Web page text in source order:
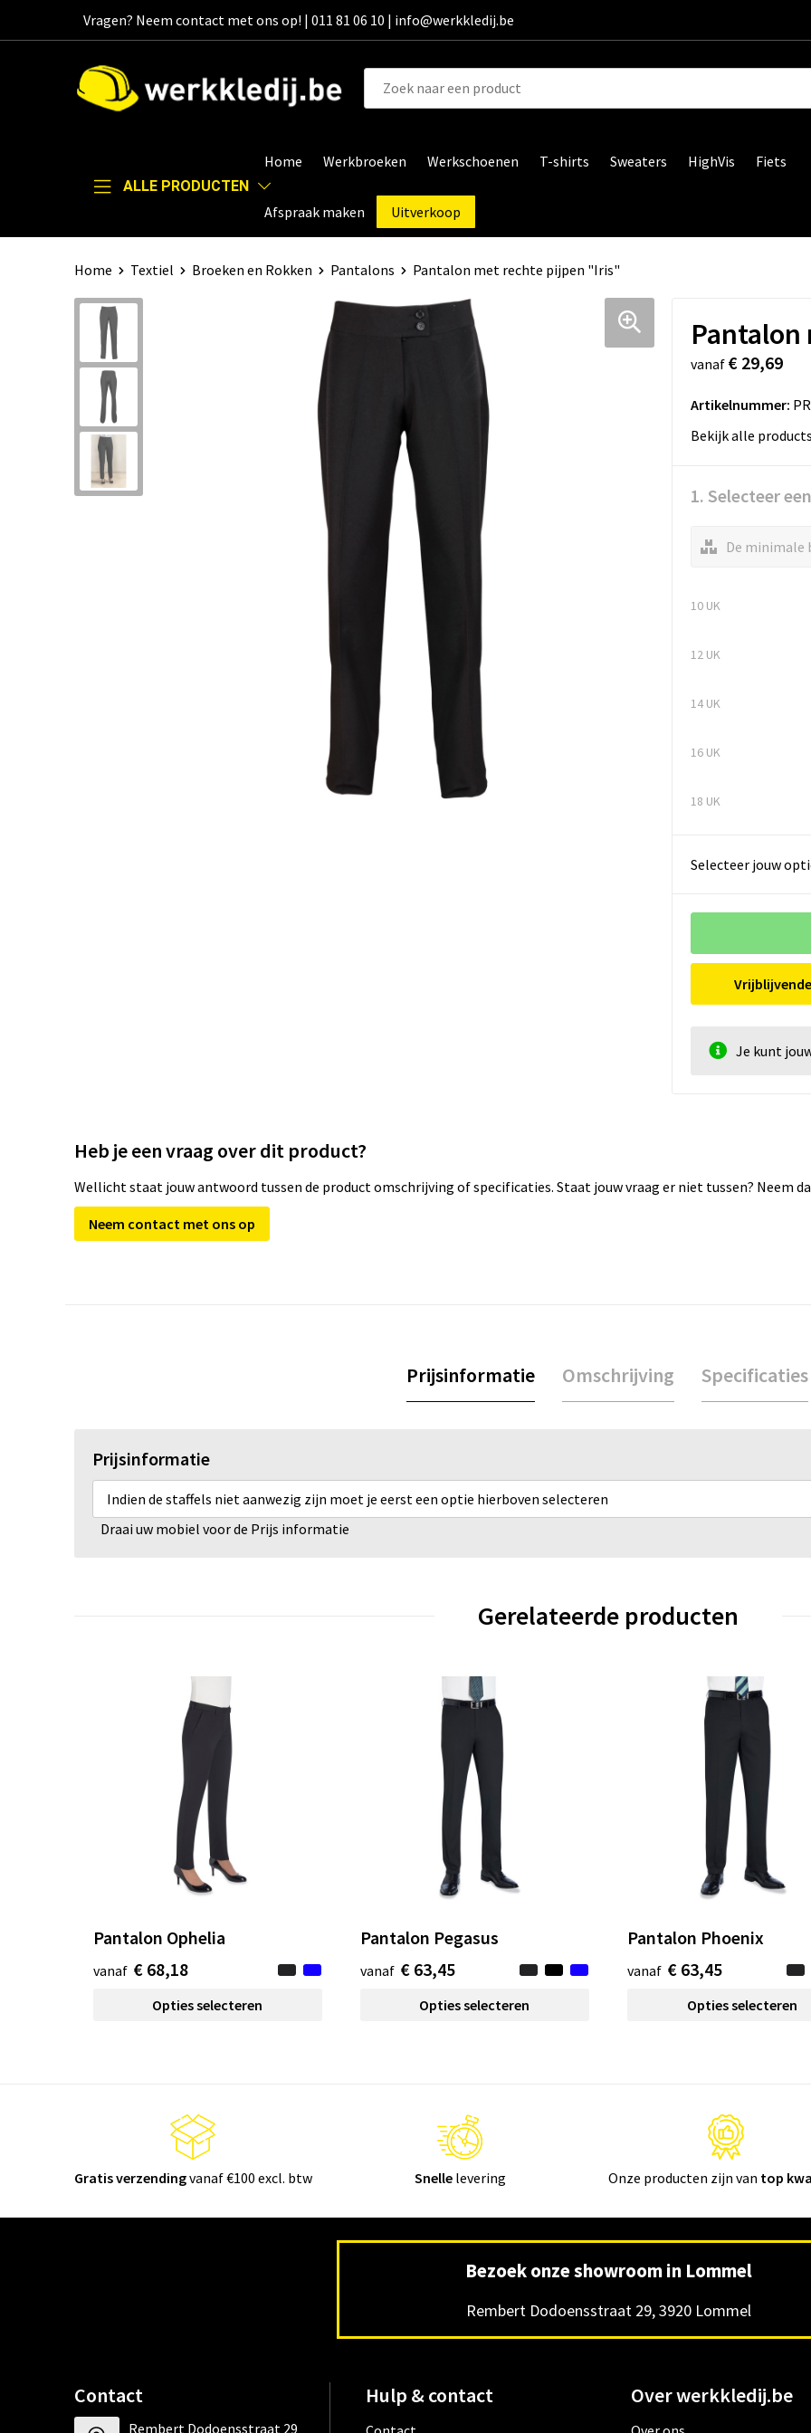
Vragen? Neem contact met ons op! | 011 81 06 10 | info@werkkledij.be
ALLE PRODUCTEN
Home Werkbroeken Werkschoenen T-shirts Sweaters HighVis Fiets
Afspraak maken Uitverkoop
Home Textiel Broeken en Rokken Pantalons Pantalon met rechte pijpen "Iris"
vanaf € 29,69
Artikelnummer:
Bekijk alle
1. Selecteer
De minimale
10 UK
12 UK
14 UK
16 UK
18 UK
Selecteer jouw
Je kunt
Heb je een vraag over dit product?
Wellicht staat jouw antwoord tussen de product omschrijving of specificaties. Staat jouw vraag er niet tussen? Neem
Neem contact met ons op
Prijsinformatie Omschrijving Specificaties
Prijsinformatie
Indien de staffels niet aanwezig zijn moet je eerst een optie hierboven selecteren
Draai uw mobiel voor de Prijs informatie
Gerelateerde producten
Pantalon Ophelia
vanaf € 68,18
Opties selecteren
Pantalon Pegasus
vanaf € 63,45
Opties selecteren
Pantalon Phoenix
vanaf € 63,45
Opties selecteren
Gratis verzendingvanaf €100 excl. btw Snellelevering Onze producten zijn van top
Bezoek onze showroom in Lommel
Rembert Dodoensstraat 29, 3920 Lommel
Contact
Rembert Dodoensstraat 29
Hulp & contact Over werkkledij.be